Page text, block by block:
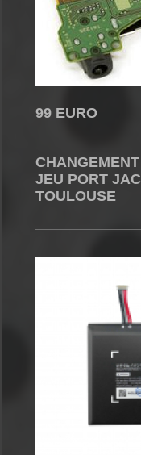
99 EURO
JEU PORT
TOULOUSE